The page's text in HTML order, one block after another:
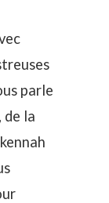
parle
de la